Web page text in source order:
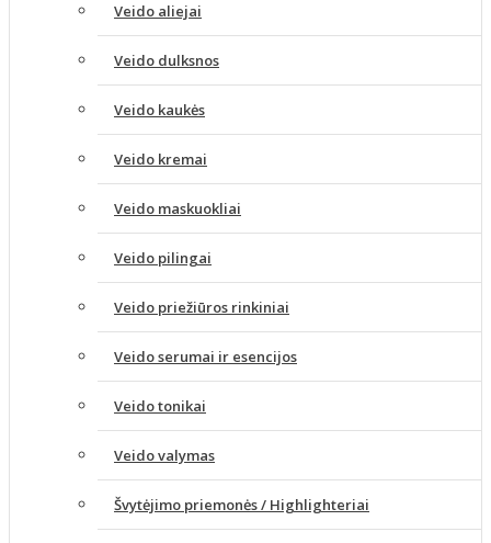
Veido aliejai
Veido dulksnos
Veido kaukės
Veido kremai
Veido maskuokliai
Veido pilingai
Veido priežiūros rinkiniai
Veido serumai ir esencijos
Veido tonikai
Veido valymas
Švytėjimo priemonės / Highlighteriai